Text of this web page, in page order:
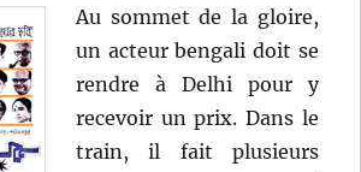
Au sommet de la gloire,
un acteur bengali doit se
rendre à Delhi pour y
recevoir un prix. Dans le
train, il fait plusieurs